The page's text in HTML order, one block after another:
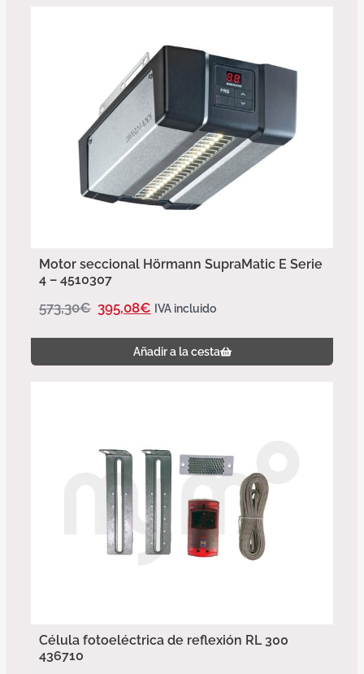
Motor seccional Hörmann SupraMatic E Serie
4 – 4510307
573,30€ 395,08€ IVA incluido
Añadir a la cesta
Célula fotoeléctrica de reflexión RL 300
436710